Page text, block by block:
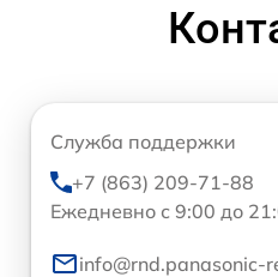
Служба поддержки
+7 (863) 209-71-88
Ежедневно с 9:00 до
info@rnd.panasonic-